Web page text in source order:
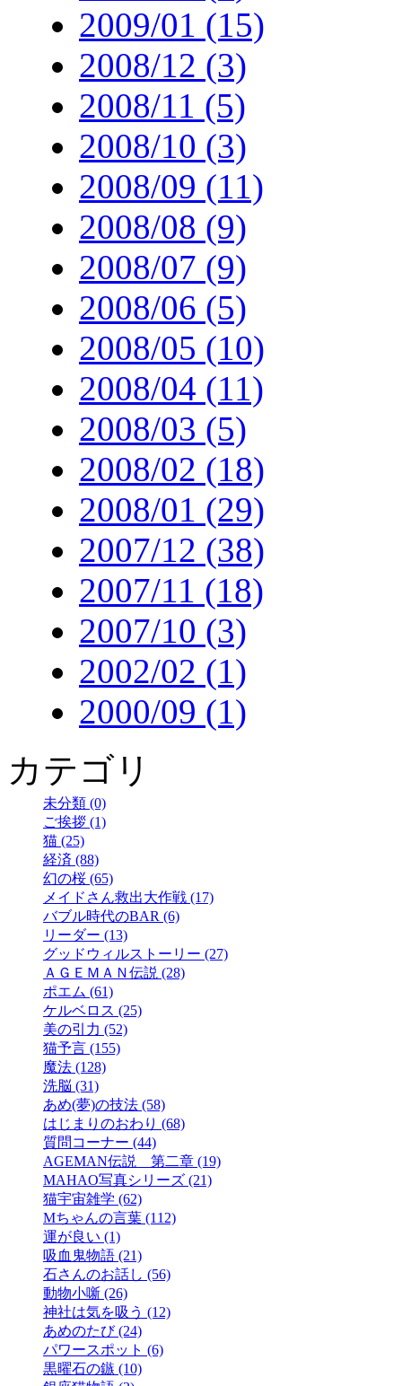
2009/01 (15)
2008/12 (3)
2008/11 (5)
2008/10 (3)
2008/09 (11)
2008/08 (9)
2008/07 (9)
2008/06 (5)
2008/05 (10)
2008/04 (11)
2008/03 (5)
2008/02 (18)
2008/01 (29)
2007/12 (38)
2007/11 (18)
2007/10 (3)
2002/02 (1)
2000/09 (1)
カテゴリ
未分類 (0)
ご挨拶 (1)
猫 (25)
経済 (88)
幻の桜 (65)
メイドさん救出大作戦 (17)
バブル時代のBAR (6)
リーダー (13)
グッドウィルストーリー (27)
ＡＧＥＭＡＮ伝説 (28)
ポエム (61)
ケルベロス (25)
美の引力 (52)
猫予言 (155)
魔法 (128)
洗脳 (31)
あめ(夢)の技法 (58)
はじまりのおわり (68)
質問コーナー (44)
AGEMAN伝説 第二章 (19)
MAHAO写真シリーズ (21)
猫宇宙雑学 (62)
Mちゃんの言葉 (112)
運が良い (1)
吸血鬼物語 (21)
石さんのお話し (56)
動物小噺 (26)
神社は気を吸う (12)
あめのたび (24)
パワースポット (6)
黒曜石の鏃 (10)